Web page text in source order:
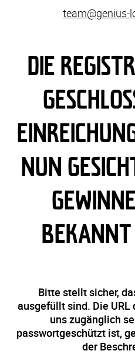
team@genius-
DIE
NUN
Bitte stellt sicher,
ausgefüllt sind. Die
uns zugänglich
passwortgeschützt ist,
der